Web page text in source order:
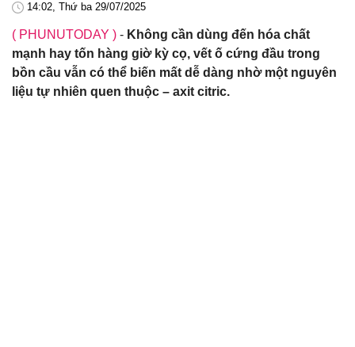
14:02, Thứ ba 29/07/2025
( PHUNUTODAY ) - Không cần dùng đến hóa chất
mạnh hay tốn hàng giờ kỳ cọ, vết ố cứng đầu trong
bồn cầu vẫn có thể biến mất dễ dàng nhờ một nguyên
liệu tự nhiên quen thuộc – axit citric.